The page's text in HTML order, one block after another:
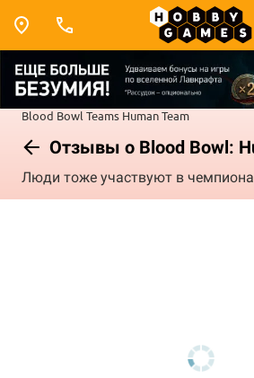
Blood Bowl Teams Human Team
Отзывы о Blood Bowl:
Люди тоже участвуют в